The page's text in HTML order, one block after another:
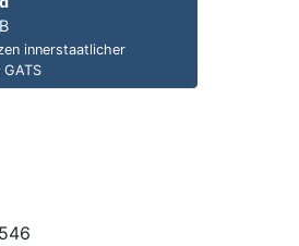
innerstaatlicher